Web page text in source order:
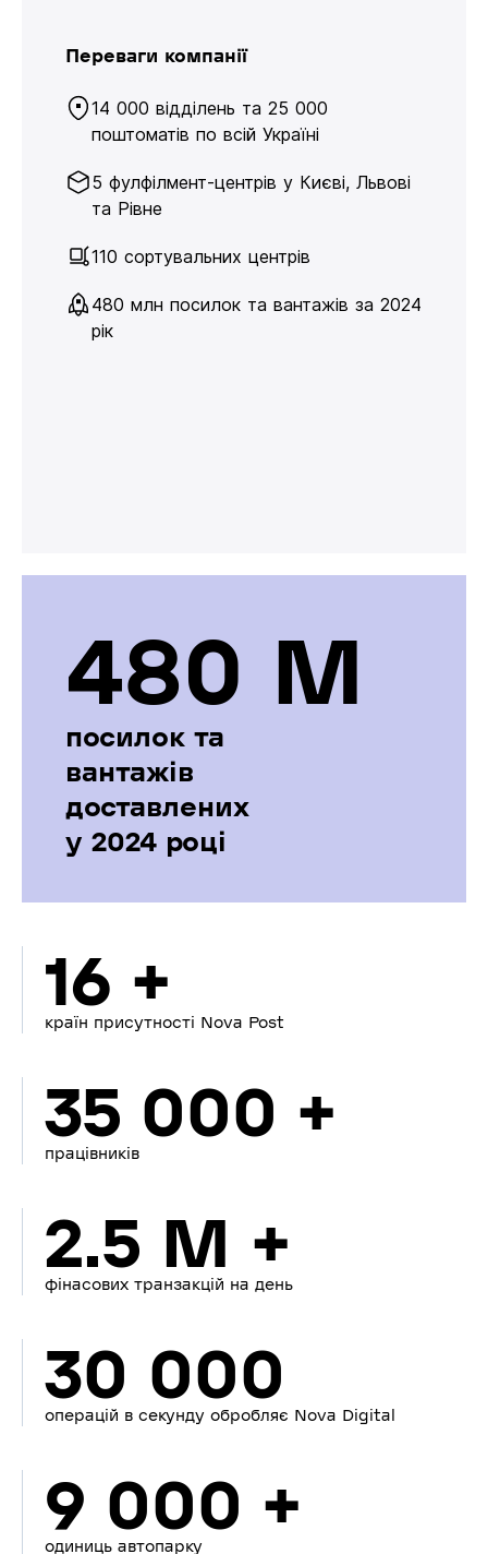
Переваги компанії
14 000 відділень та 25 000
поштоматів по всій Україні
5 фулфілмент-центрів у Києві, Львові
та Рівне
110 сортувальних центрів
480 млн посилок та вантажів за 2024
рік
480 М
посилок та
вантажів
доставлених
у 2024 році
16 +
країн присутності Nova Post
35 000 +
працівників
2.5 M +
фінасових транзакцій на день
30 000
операцій в секунду обробляє Nova Digital
9 000 +
одиниць автопарку